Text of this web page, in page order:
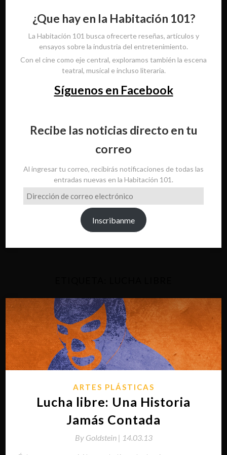
¿Que hay en la Habitación 101?
La Habitación 101 busca ofrecerte reseñas, artículos y
ensayos sobre la industria del entretenimiento.
Con el cine como eje central, exploramos también la escena
teatral, musical e incluso literaria.
Síguenos en Facebook
Recibe las noticias directo en tu
correo
Al ingresar tu correo, recibirás notificaciones de todas las
entradas nuevas en la Habitación 101.
Dirección
de
Inscribanme
ARTES PLÁSTICAS
Lucha libre: Una Historia
Jamás Contada
By Goldstein | 14.03.13